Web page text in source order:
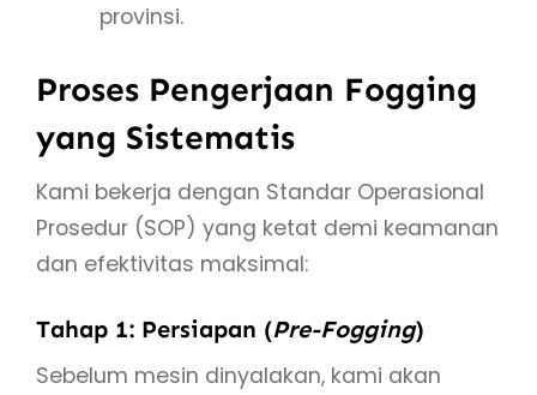
provinsi.
Proses Pengerjaan Fogging
yang Sistematis
Kami bekerja dengan Standar Operasional
Prosedur (SOP) yang ketat demi keamanan
dan efektivitas maksimal:
Tahap 1: Persiapan (Pre-Fogging)
Sebelum mesin dinyalakan, kami akan